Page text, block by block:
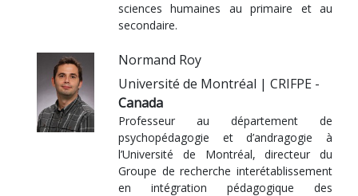
sciences humaines au primaire et au
secondaire.
Normand Roy
Université de Montréal | CRIFPE -
Canada
Professeur au département de
psychopédagogie et d’andragogie à
l’Université de Montréal, directeur du
Groupe de recherche interétablissement
en intégration pédagogique des